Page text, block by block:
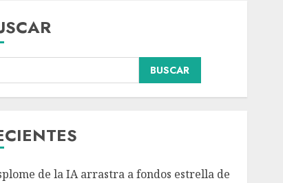
BUSCAR
de la IA arrastra a fondos estrella de
Fallece Carlos Garfias
Merlos, arzobispo
Internacional